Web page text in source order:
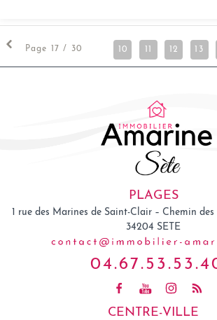
Page 17 / 30 10 12 13
PLAGES
1 rue des Marines de Saint-Clair – Chemin
34204 SETE
CENTRE-VILLE